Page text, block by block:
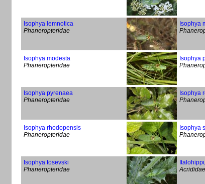
Isophya lemnotica
Phaneropteridae
Isophya
Isophya modesta
Phaneropteridae
Isophya
Isophya pyrenaea
Phaneropteridae
Isophya
Isophya rhodopensis
Phaneropteridae
Isophya
Isophya tosevski
Phaneropteridae
Acrididae